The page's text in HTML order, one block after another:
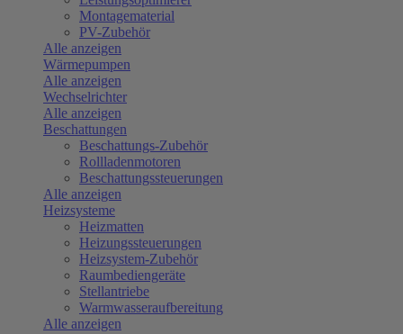
Montagematerial
PV-Zubehör
Alle anzeigen
Wärmepumpen
Alle anzeigen
Wechselrichter
Alle anzeigen
Beschattungen
Beschattungs-Zubehör
Rollladenmotoren
Beschattungssteuerungen
Alle anzeigen
Heizsysteme
Heizmatten
Heizungssteuerungen
Heizsystem-Zubehör
Raumbediengeräte
Stellantriebe
Warmwasseraufbereitung
Alle anzeigen